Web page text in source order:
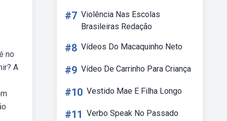
no
A
#7 Violência Nas Escolas
Brasileiras Redação
#8 Vídeos Do Macaquinho Neto
#9 Vídeo De Carrinho Para Criança
#10 Vestido Mae E Filha Longo
#11 Verbo Speak No Passado